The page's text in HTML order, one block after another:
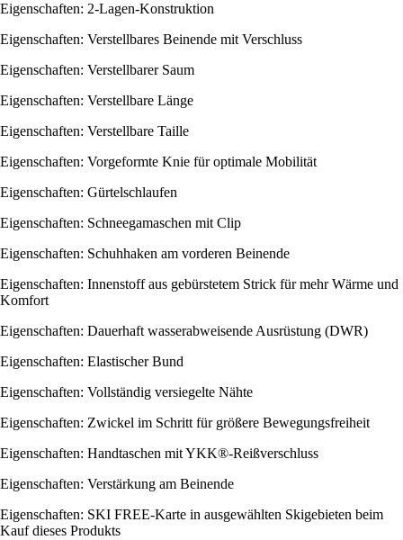
Eigenschaften: 2-Lagen-Konstruktion
Eigenschaften: Verstellbares Beinende mit Verschluss
Eigenschaften: Verstellbarer Saum
Eigenschaften: Verstellbare Länge
Eigenschaften: Verstellbare Taille
Eigenschaften: Vorgeformte Knie für optimale Mobilität
Eigenschaften: Gürtelschlaufen
Eigenschaften: Schneegamaschen mit Clip
Eigenschaften: Schuhhaken am vorderen Beinende
Eigenschaften: Innenstoff aus gebürstetem Strick für mehr Wärme und
Komfort
Eigenschaften: Dauerhaft wasserabweisende Ausrüstung (DWR)
Eigenschaften: Elastischer Bund
Eigenschaften: Vollständig versiegelte Nähte
Eigenschaften: Zwickel im Schritt für größere Bewegungsfreiheit
Eigenschaften: Handtaschen mit YKK®-Reißverschluss
Eigenschaften: Verstärkung am Beinende
Eigenschaften: SKI FREE-Karte in ausgewählten Skigebieten beim
Kauf dieses Produkts